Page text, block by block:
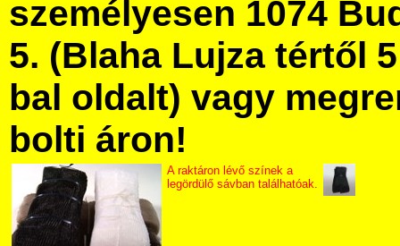
személyesen 1074
5. (Blaha Lujza tértől
bal oldalt) vagy
bolti áron!
A raktáron lévő színek a
legördülő sávban találhatóak.